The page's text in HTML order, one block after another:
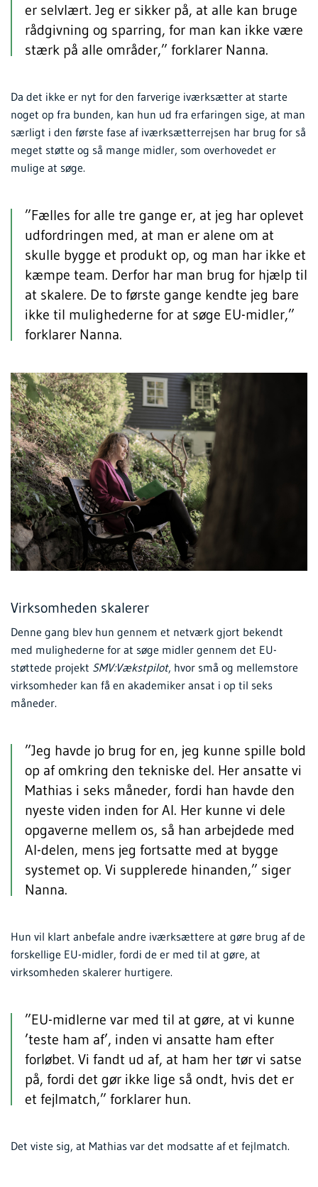
er selvlært. Jeg er sikker på, at alle kan bruge
rådgivning og sparring, for man kan ikke være
stærk på alle områder,” forklarer Nanna.
Da det ikke er nyt for den farverige iværksætter at starte
noget op fra bunden, kan hun ud fra erfaringen sige, at man
særligt i den første fase af iværksætterrejsen har brug for så
meget støtte og så mange midler, som overhovedet er
mulige at søge.
”Fælles for alle tre gange er, at jeg har oplevet
udfordringen med, at man er alene om at
skulle bygge et produkt op, og man har ikke et
kæmpe team. Derfor har man brug for hjælp til
at skalere. De to første gange kendte jeg bare
ikke til mulighederne for at søge EU-midler,”
forklarer Nanna.
Virksomheden skalerer
Denne gang blev hun gennem et netværk gjort bekendt
med mulighederne for at søge midler gennem det EU-
støttede projekt SMV:Vækstpilot, hvor små og mellemstore
virksomheder kan få en akademiker ansat i op til seks
måneder.
”Jeg havde jo brug for en, jeg kunne spille bold
op af omkring den tekniske del. Her ansatte vi
Mathias i seks måneder, fordi han havde den
nyeste viden inden for AI. Her kunne vi dele
opgaverne mellem os, så han arbejdede med
AI-delen, mens jeg fortsatte med at bygge
systemet op. Vi supplerede hinanden,” siger
Nanna.
Hun vil klart anbefale andre iværksættere at gøre brug af de
forskellige EU-midler, fordi de er med til at gøre, at
virksomheden skalerer hurtigere.
”EU-midlerne var med til at gøre, at vi kunne
’teste ham af’, inden vi ansatte ham efter
forløbet. Vi fandt ud af, at ham her tør vi satse
på, fordi det gør ikke lige så ondt, hvis det er
et fejlmatch,” forklarer hun.
Det viste sig, at Mathias var det modsatte af et fejlmatch.